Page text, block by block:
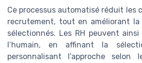
Ce processus automatisé réduit les
recrutement, tout en améliorant
sélectionnés. Les RH peuvent
l’humain, en affinant la
personnalisant l’approche